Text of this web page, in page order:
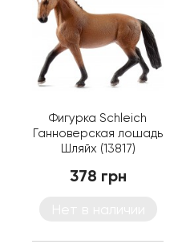
Фигурка Schleich
Ганноверская лошадь
Шляйх (13817)
378 грн